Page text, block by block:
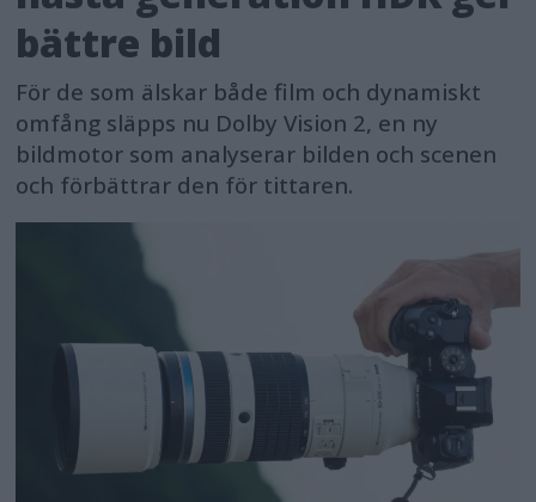
bättre bild
För de som älskar både film och dynamiskt
omfång släpps nu Dolby Vision 2, en ny
bildmotor som analyserar bilden och scenen
och förbättrar den för tittaren.